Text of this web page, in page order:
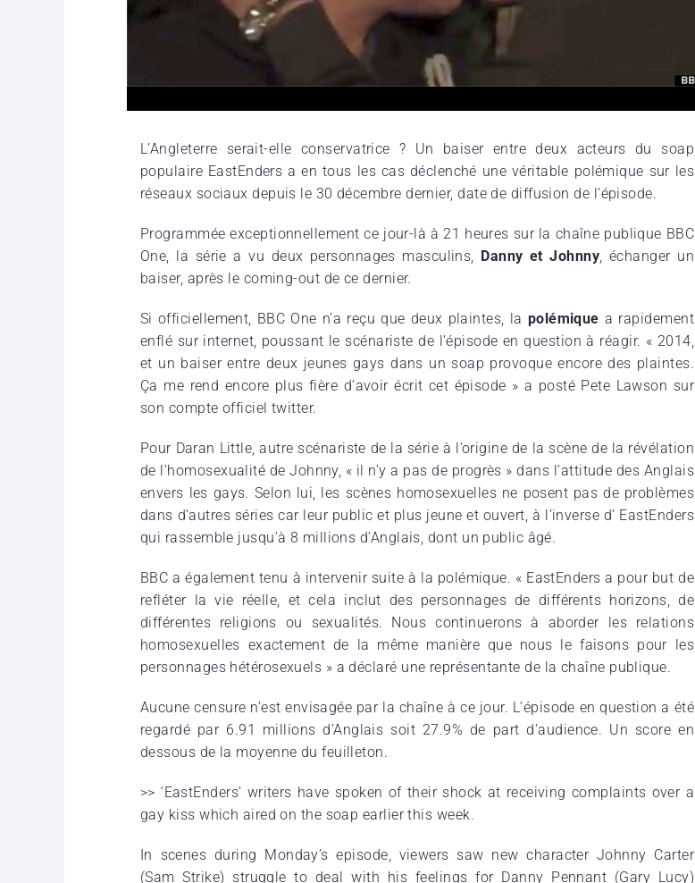
L’Angleterre serait-elle conservatrice ? Un baiser entre deux acteurs du soap
populaire EastEnders a en tous les cas déclenché une véritable polémique sur les
réseaux sociaux depuis le 30 décembre dernier, date de diffusion de l’épisode.
Programmée exceptionnellement ce jour-là à 21 heures sur la chaîne publique BBC
One, la série a vu deux personnages masculins, Danny et Johnny, échanger un
baiser, après le coming-out de ce dernier.
Si officiellement, BBC One n’a reçu que deux plaintes, la polémique a rapidement
enflé sur internet, poussant le scénariste de l’épisode en question à réagir. « 2014,
et un baiser entre deux jeunes gays dans un soap provoque encore des plaintes.
Ça me rend encore plus fière d’avoir écrit cet épisode » a posté Pete Lawson sur
son compte officiel twitter.
Pour Daran Little, autre scénariste de la série à l’origine de la scène de la révélation
de l’homosexualité de Johnny, « il n’y a pas de progrès » dans l’attitude des Anglais
envers les gays. Selon lui, les scènes homosexuelles ne posent pas de problèmes
dans d’autres séries car leur public et plus jeune et ouvert, à l’inverse d’ EastEnders
qui rassemble jusqu’à 8 millions d’Anglais, dont un public âgé.
BBC a également tenu à intervenir suite à la polémique. « EastEnders a pour but de
refléter la vie réelle, et cela inclut des personnages de différents horizons, de
différentes religions ou sexualités. Nous continuerons à aborder les relations
homosexuelles exactement de la même manière que nous le faisons pour les
personnages hétérosexuels » a déclaré une représentante de la chaîne publique.
Aucune censure n’est envisagée par la chaîne à ce jour. L’épisode en question a été
regardé par 6.91 millions d’Anglais soit 27.9% de part d’audience. Un score en
dessous de la moyenne du feuilleton.
>> ‘EastEnders’ writers have spoken of their shock at receiving complaints over a
gay kiss which aired on the soap earlier this week.
In scenes during Monday’s episode, viewers saw new character Johnny Carter
(Sam Strike) struggle to deal with his feelings for Danny Pennant (Gary Lucy)